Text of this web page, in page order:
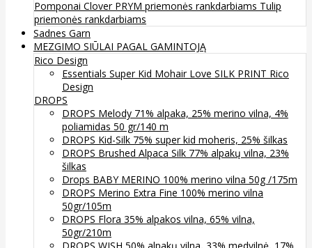
Pomponai Clover PRYM priemonės rankdarbiams Tulip
priemonės rankdarbiams
Sadnes Garn
MEZGIMO SIŪLAI PAGAL GAMINTOJĄ
Rico Design
Essentials Super Kid Mohair Love SILK PRINT Rico
Design
DROPS
DROPS Melody 71% alpaka, 25% merino vilna, 4%
poliamidas 50 gr/140 m
DROPS Kid-Silk 75% super kid moheris, 25% šilkas
DROPS Brushed Alpaca Silk 77% alpakų vilna, 23%
šilkas
Drops BABY MERINO 100% merino vilna 50g /175m
DROPS Merino Extra Fine 100% merino vilna
50gr/105m
DROPS Flora 35% alpakos vilna, 65% vilna,
50gr/210m
DROPS WISH 50% alpakų vilna, 33% medvilnė, 17%